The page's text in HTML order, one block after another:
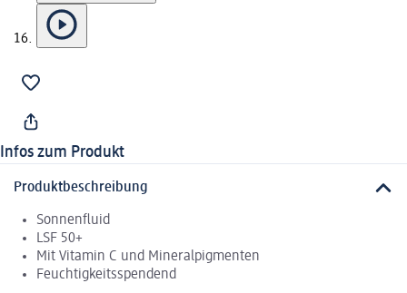
Infos zum Produkt
Produktbeschreibung
Sonnenfluid
LSF 50+
Mit Vitamin C und Mineralpigmenten
Feuchtigkeitsspendend